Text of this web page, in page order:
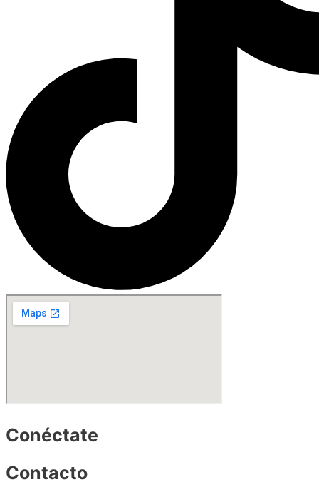
Conéctate
Contacto